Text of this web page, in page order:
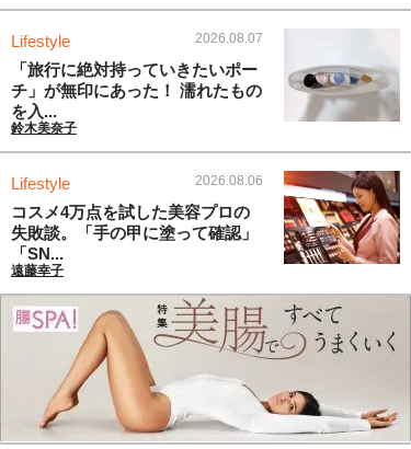
Lifestyle 2026.08.07
「旅行に絶対持っていきたいポー
チ」が無印にあった！ 濡れたもの
を入...
鈴木美奈子
Lifestyle 2026.08.06
コスメ4万点を試した美容プロの
失敗談。「手の甲に塗って確認」
「SN...
遠藤幸子